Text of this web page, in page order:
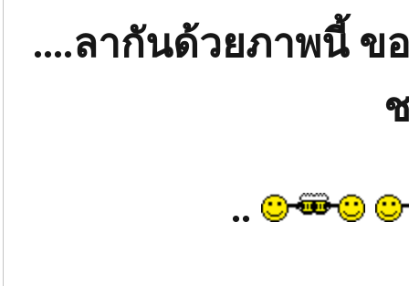
....ลากันด้วยภาพนี้
..